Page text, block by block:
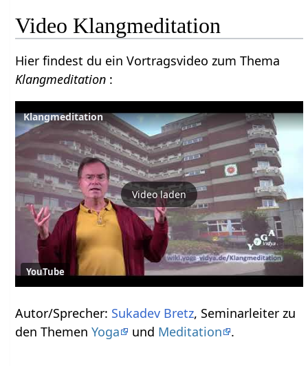
Video Klangmeditation
Hier findest du ein Vortragsvideo zum Thema
Klangmeditation :
Klangmeditation
Video laden
YouTube
Autor/Sprecher: Sukadev Bretz, Seminarleiter zu
den ThemenYoga und Meditation .